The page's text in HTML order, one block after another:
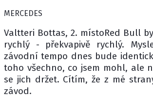
MERCEDES
Valtteri Bottas, 2. místoRed Bull
rychlý - překvapivě rychlý.
závodní tempo dnes bude
toho všechno, co jsem mohl, ale
se jich držet. Cítím, že z mé
závod.